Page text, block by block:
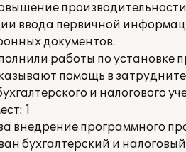
ввода первичной
документов.
работы по установке
помощь в
и налогового
1
программного
бухгалтерский и